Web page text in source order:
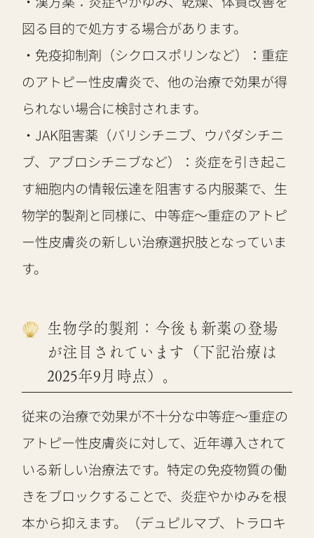
図る目的で処方する場合があります。
・免疫抑制剤（シクロスポリンなど）：重症
のアトピー性皮膚炎で、他の治療で効果が得
られない場合に検討されます。
・JAK阻害薬（バリシチニブ、ウパダシチニ
ブ、アブロシチニブなど）：炎症を引き起こ
す細胞内の情報伝達を阻害する内服薬で、生
物学的製剤と同様に、中等症～重症のアトピ
ー性皮膚炎の新しい治療選択肢となっていま
す。
生物学的製剤：今後も新薬の登場
が注目されています（下記治療は
2025年9月時点）。
従来の治療で効果が不十分な中等症～重症の
アトピー性皮膚炎に対して、近年導入されて
いる新しい治療法です。特定の免疫物質の働
きをブロックすることで、炎症やかゆみを根
本から抑えます。（デュピルマブ、トラロキ